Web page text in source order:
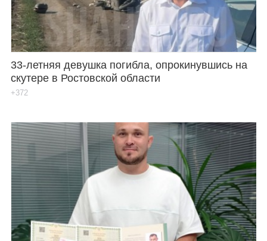
33-летняя девушка погибла, опрокинувшись на
скутере в Ростовской области
+372